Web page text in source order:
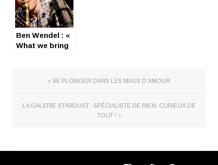
Ben Wendel : «
What we bring
SE PLONGER DANS LES MAUX D’AMOUR
LA GALERIE STARDUST : SPÉCIALISTE DE RIEN, CURIEUX DE
TOUT !